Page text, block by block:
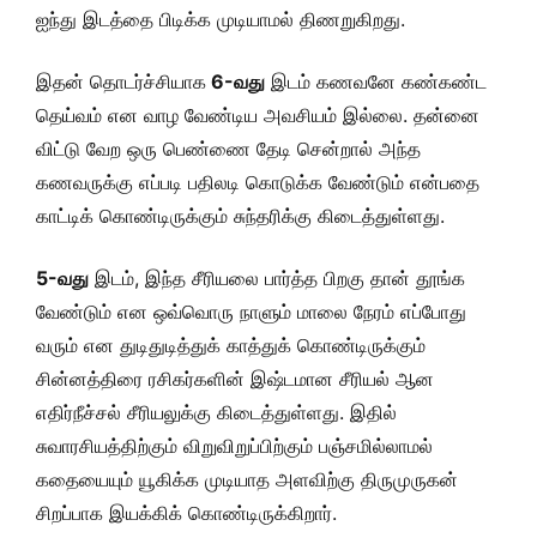
ஐந்து இடத்தை பிடிக்க முடியாமல் திணறுகிறது.
இதன் தொடர்ச்சியாக 6-வது இடம் கணவனே கண்கண்ட
தெய்வம் என வாழ வேண்டிய அவசியம் இல்லை. தன்னை
விட்டு வேற ஒரு பெண்ணை தேடி சென்றால் அந்த
கணவருக்கு எப்படி பதிலடி கொடுக்க வேண்டும் என்பதை
காட்டிக் கொண்டிருக்கும் சுந்தரிக்கு கிடைத்துள்ளது.
5-வது இடம், இந்த சீரியலை பார்த்த பிறகு தான் தூங்க
வேண்டும் என ஒவ்வொரு நாளும் மாலை நேரம் எப்போது
வரும் என துடிதுடித்துக் காத்துக் கொண்டிருக்கும்
சின்னத்திரை ரசிகர்களின் இஷ்டமான சீரியல் ஆன
எதிர்நீச்சல் சீரியலுக்கு கிடைத்துள்ளது. இதில்
சுவாரசியத்திற்கும் விறுவிறுப்பிற்கும் பஞ்சமில்லாமல்
கதையையும் யூகிக்க முடியாத அளவிற்கு திருமுருகன்
சிறப்பாக இயக்கிக் கொண்டிருக்கிறார்.